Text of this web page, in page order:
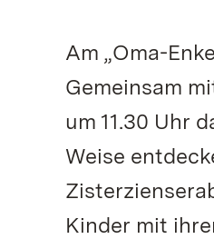
Am „Oma-
Gemeinsam
um 11.30 Uhr
Weise
Kinder mit